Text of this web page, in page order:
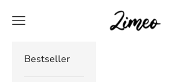
Zimeo Deutschland
Navigationsmenü öffnen
Bestseller